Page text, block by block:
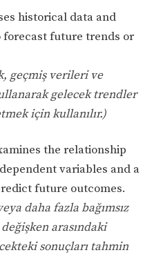
historical data and
future trends or
geçmiş verileri ve
gelecek trendler
için kullanılır.)
the relationship
variables and a
future outcomes.
daha fazla bağımsız
arasındaki
sonuçları tahmin